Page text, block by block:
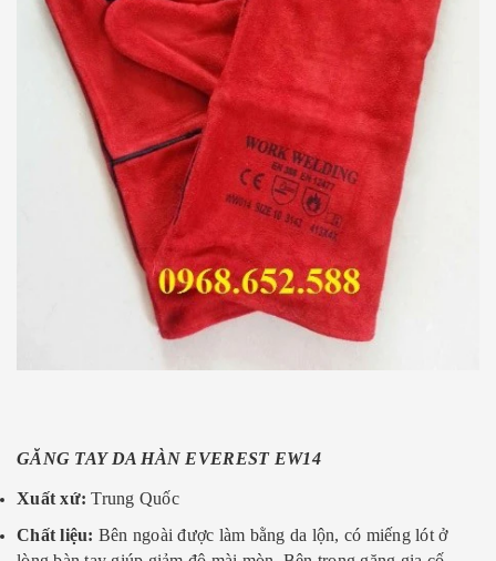
GĂNG TAY DA HÀN EVEREST EW14
Xuất xứ: Trung Quốc
Chất liệu: Bên ngoài được làm bằng da lộn, có miếng lót ở